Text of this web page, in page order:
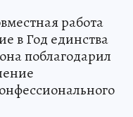
работа
в Год единства
поблагодарил